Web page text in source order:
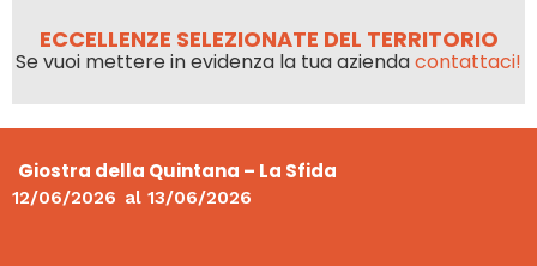
ECCELLENZE SELEZIONATE DEL TERRITORIO
Se vuoi mettere in evidenza la tua aziendacontattaci!
Giostra della Quintana – La Sfida
12/06/2026 al 13/06/2026